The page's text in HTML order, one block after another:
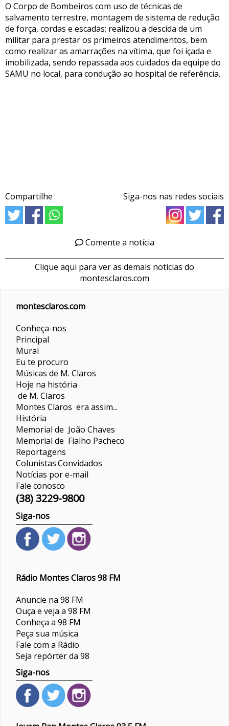
O Corpo de Bombeiros com uso de técnicas de
salvamento terrestre, montagem de sistema de redução
de força, cordas e escadas; realizou a descida de um
militar para prestar os primeiros atendimentos, bem
como realizar as amarrações na vítima, que foi içada e
imobilizada, sendo repassada aos cuidados da equipe do
SAMU no local, para condução ao hospital de referência.
Compartilhe Siga-nos nas redes sociais
Comente a notícia
Clique aqui para ver as demais notícias do
montesclaros.com
montesclaros.com
Conheça-nos
Principal
Mural
Eu te procuro
Músicas de M. Claros
Hoje na história
de M. Claros
Montes Claros era assim...
História
Memorial de João Chaves
Memorial de Fialho Pacheco
Reportagens
ColunistasConvidados
Notícias por e-mail
Fale conosco
(38) 3229-9800
Siga-nos
Rádio Montes Claros 98 FM
Anuncie na 98 FM
Ouça e veja a 98 FM
Conheça a 98 FM
Peça sua música
Fale com a Rádio
Seja repórter da 98
Siga-nos